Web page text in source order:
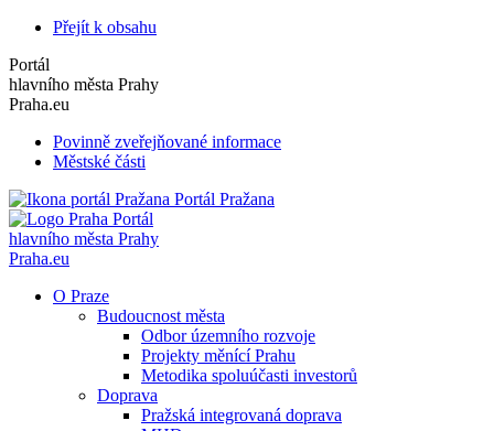
Přejít k obsahu
Portál
hlavního města Prahy
Praha.eu
Povinně zveřejňované informace
Městské části
Portál Pražana
Portál
hlavního města Prahy
Praha.eu
O Praze
Budoucnost města
Odbor územního rozvoje
Projekty měnící Prahu
Metodika spoluúčasti investorů
Doprava
Pražská integrovaná doprava